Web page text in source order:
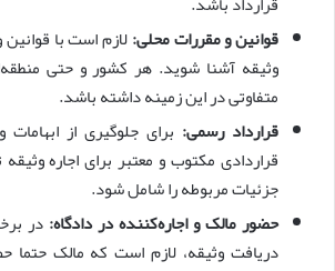
قوانین و مقررات محلی:لازم است با قوانین
وثیقه آشنا شوید. هر کشور و حتی
متفاوتی در این زمینه داشته باشد.
قرارداد رسمی: برای جلوگیری از ابهامات
قراردادی مکتوب و معتبر برای اجاره
جزئیات مربوطه را شامل شود.
حضور مالک و اجاره‌کننده در دادگاه: در
دریافت وثیقه، لازم است که مالک حتما